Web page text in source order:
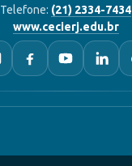
Telefone: (21) 2334-7434
www.cecierj.edu.br